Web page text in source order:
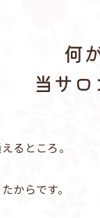
何
当サロ
るところ。
からです。